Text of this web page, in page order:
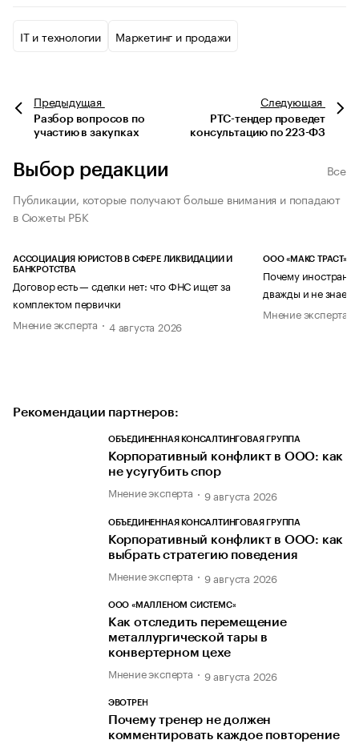
IT и технологии Маркетинг и продажи
Предыдущая
Разбор вопросов по
участию в закупках
Следующая
РТС-тендер проведет
консультацию по 223-ФЗ
Выбор редакции
Все
Публикации, которые получают больше внимания и попадают
в Сюжеты РБК
АССОЦИАЦИЯ ЮРИСТОВ В СФЕРЕ ЛИКВИДАЦИИ И
БАНКРОТСТВА
Договор есть — сделки нет: что ФНС ищет за
комплектом первички
Мнение эксперта
4 августа 2026
ООО «МАКС ТРАСТ»
Почему
дважды и не знает
Мнение эксперта
Рекомендации партнеров:
ОБЪЕДИНЕННАЯ КОНСАЛТИНГОВАЯ ГРУППА
Корпоративный конфликт в ООО: как
не усугубить спор
Мнение эксперта 9 августа 2026
ОБЪЕДИНЕННАЯ КОНСАЛТИНГОВАЯ ГРУППА
Корпоративный конфликт в ООО: как
выбрать стратегию поведения
Мнение эксперта 9 августа 2026
ООО «МАЛЛЕНОМ СИСТЕМС»
Как отследить перемещение
металлургической тары в
конвертерном цехе
Мнение эксперта 9 августа 2026
ЭВОТРЕН
Почему тренер не должен
комментировать каждое повторение